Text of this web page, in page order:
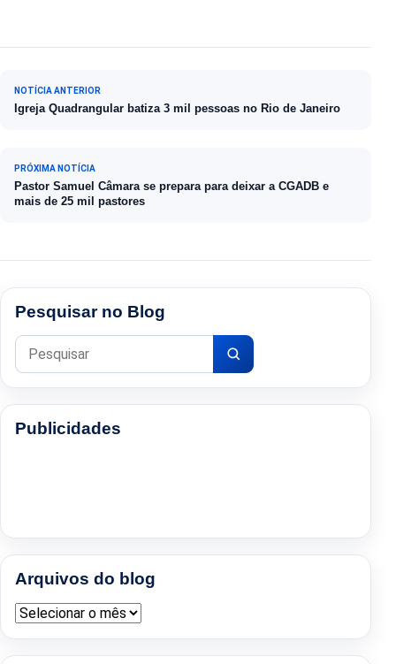
Navegação de Post
NOTÍCIA ANTERIOR
Igreja Quadrangular batiza 3 mil pessoas no Rio de Janeiro
PRÓXIMA NOTÍCIA
Pastor Samuel Câmara se prepara para deixar a CGADB e
mais de 25 mil pastores
Pesquisar no Blog
Pesquisar por:
Publicidades
Arquivos do blog
Arquivos do blog